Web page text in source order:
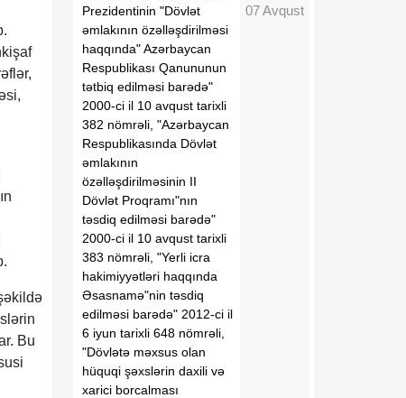
Bu
Prezidentinin "Dövlət
əmlakının özəlləşdirilməsi
haqqında" Azərbaycan
Respublikası Qanununun
tətbiq edilməsi barədə"
2000-ci il 10 avqust tarixli
382 nömrəli, "Azərbaycan
Respublikasında Dövlət
əmlakının
özəlləşdirilməsinin II
Dövlət Proqramı"nın
təsdiq edilməsi barədə"
2000-ci il 10 avqust tarixli
383 nömrəli, "Yerli icra
hakimiyyətləri haqqında
Əsasnamə"nin təsdiq
edilməsi barədə" 2012-ci il
6 iyun tarixli 648 nömrəli,
"Dövlətə məxsus olan
hüquqi şəxslərin daxili və
xarici borcalması
07 Avqust